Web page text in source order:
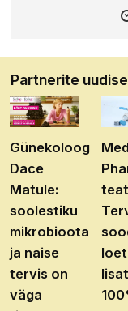
Partnerite
Günekoloog
Dace
Matule:
soolestiku
mikrobioota
ja naise
tervis on
väga